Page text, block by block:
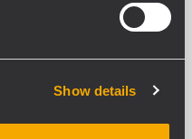
Show details